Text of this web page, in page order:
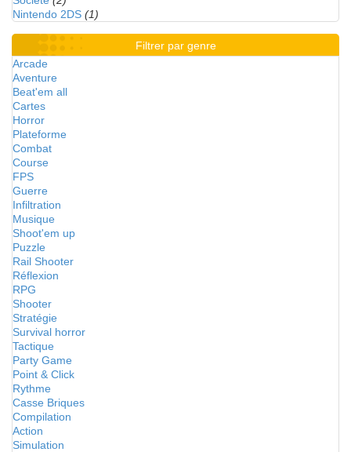
Nintendo 2DS (1)
Filtrer par genre
Arcade
Aventure
Beat'em all
Cartes
Horror
Plateforme
Combat
Course
FPS
Guerre
Infiltration
Musique
Shoot'em up
Puzzle
Rail Shooter
Réflexion
RPG
Shooter
Stratégie
Survival horror
Tactique
Party Game
Point & Click
Rythme
Casse Briques
Compilation
Action
Simulation